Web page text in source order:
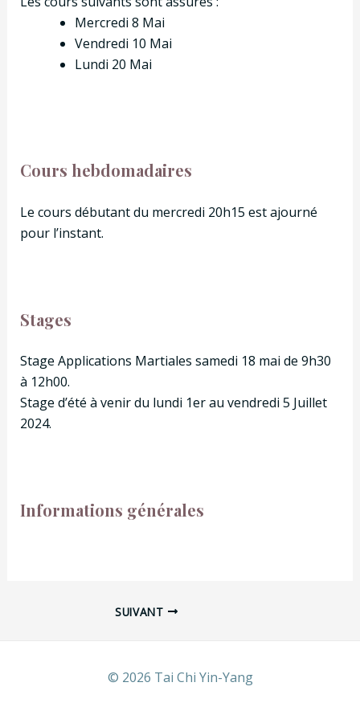
Mercredi 8 Mai
Vendredi 10 Mai
Lundi 20 Mai
Cours hebdomadaires
Le cours débutant du mercredi 20h15 est ajourné
pour l’instant.
Stages
Stage Applications Martiales samedi 18 mai de 9h30
à 12h00.
Stage d’été à venir du lundi 1er au vendredi 5 Juillet
2024.
Informations générales
SUIVANT
© 2026 Tai Chi Yin-Yang